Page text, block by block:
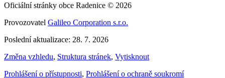
Oficiální stránky obce Radenice © 2026
Provozovatel Galileo Corporation s.r.o.
Poslední aktualizace: 28. 7. 2026
Změna vzhledu, Struktura stránek, Vytisknout
Prohlášení o přístupnosti, Prohlášení o ochraně soukromí